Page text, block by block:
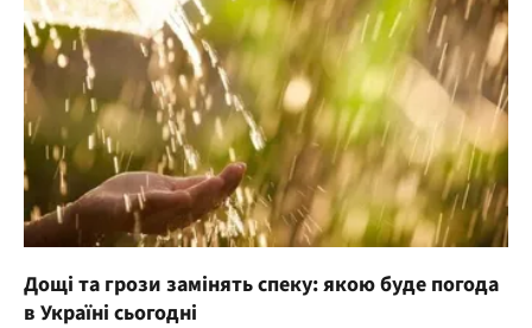
Дощі та грози замінять спеку: якою буде погода
в Україні сьогодні